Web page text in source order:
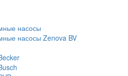
насосы
насосы Zenova BV